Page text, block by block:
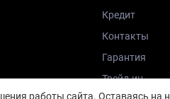
Кредит
Контакты
Гарантия
Трейд-ин
работы сайта. Оставаясь на